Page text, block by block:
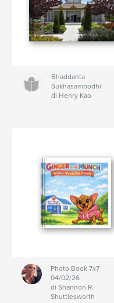
Bhaddanta
Sukhasambodhi
di Henry Kao
Photo Book 7x7
04/02/26
di Shannon R.
Shuttlesworth